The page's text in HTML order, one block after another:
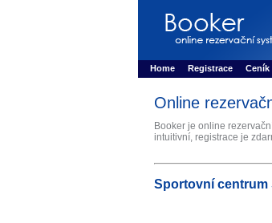
Rezervujse - Port�l pro
Home Registrace Ceník
Online
Booker je online
intuitivní, registrace je
Sportovní centrum